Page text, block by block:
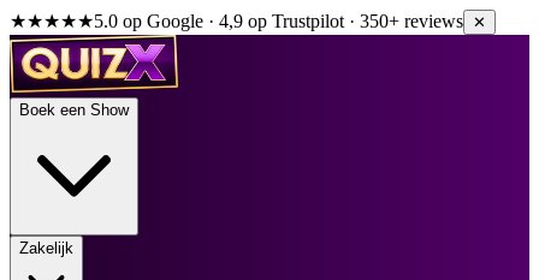
★★★★★5.0 op Google · 4,9 op Trustpilot · 350+ reviews ✕
Boek een Show
Zakelijk